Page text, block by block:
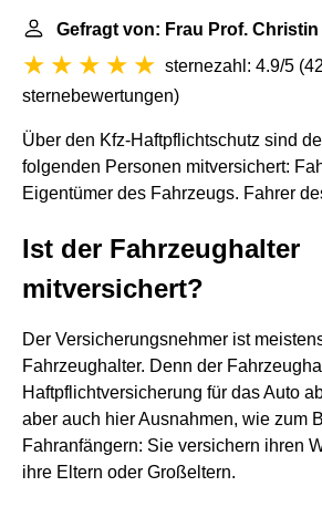
Gefragt von: Frau Prof.
sternezahl: 4.9/5 (42
sternebewertungen)
Über den Kfz-Haftpflichtschutz sind
folgenden Personen mitversichert:
Eigentümer des Fahrzeugs. Fahrer
Ist der Fahrzeughalter
mitversichert?
Der Versicherungsnehmer ist
Fahrzeughalter. Denn der
Haftpflichtversicherung für das Auto
aber auch hier Ausnahmen, wie zum
Fahranfängern: Sie versichern ihren
ihre Eltern oder Großeltern.